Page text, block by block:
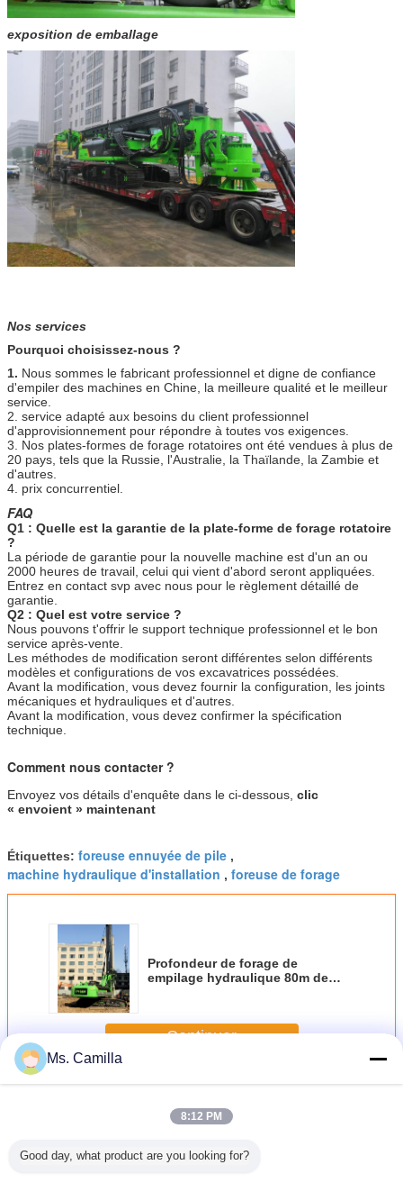
exposition de emballage
Nos services
Pourquoi choisissez-nous ?
1. Nous sommes le fabricant professionnel et digne de confiance
d'empiler des machines en Chine, la meilleure qualité et le meilleur
service.
2. service adapté aux besoins du client professionnel
d'approvisionnement pour répondre à toutes vos exigences.
3. Nos plates-formes de forage rotatoires ont été vendues à plus de
20 pays, tels que la Russie, l'Australie, la Thaïlande, la Zambie et
d'autres.
4. prix concurrentiel.
FAQ
Q1 : Quelle est la garantie de la plate-forme de forage rotatoire
?
La période de garantie pour la nouvelle machine est d'un an ou
2000 heures de travail, celui qui vient d'abord seront appliquées.
Entrez en contact svp avec nous pour le règlement détaillé de
garantie.
Q2 : Quel est votre service ?
Nous pouvons t'offrir le support technique professionnel et le bon
service après-vente.
Les méthodes de modification seront différentes selon différents
modèles et configurations de vos excavatrices possédées.
Avant la modification, vous devez fournir la configuration, les joints
mécaniques et hydrauliques et d'autres.
Avant la modification, vous devez confirmer la spécification
technique.
Comment nous contacter ?
Envoyez vos détails d'enquête dans le ci-dessous, clic
« envoient » maintenant
Étiquettes: foreuse ennuyée de pile ,
machine hydraulique d'installation , foreuse de forage
Profondeur de forage de
empilage hydraulique 80m de
Tysim kR285c Rig Torque
280kN.M
Continuer
PlusForage de pieux hydraulique
Ms. Camilla
8:12 PM
Good day, what product are you looking for?